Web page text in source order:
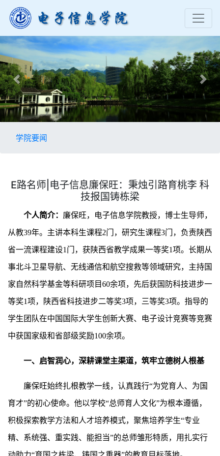
Previous Next
学院要闻
E路名师|电子信息廉保旺：秉烛引路育桃李 科
技报国铸栋梁
个人简介： 廉保旺，电子信息学院教授，博士生导师，
从教39年。主讲本科生课程2门，研究生课程3门，负责陕西
省一流课程建设1门，获陕西省教学成果一等奖1项。长期从
事北斗卫星导航、无线通信和航空搜救等领域研究，主持国
家自然科学基金等科研项目60余项，先后获国防科技进步一
等奖1项，陕西省科技进步二等奖3项，三等奖3项。指导的
学生团队在中国国际大学生创新大赛、电子设计竞赛等竞赛
中获国家级和省部级奖励100余项。
一、启智润心，深耕课堂主渠道，筑牢立德树人根基
廉保旺始终扎根教学一线，认真践行“为党育人、为国
育才”的初心使命。他以学校“总师育人文化”为根本遵循，
积极探索教学方法和人才培养模式，聚焦培养学生“专业
精、系统强、重实践、能担当”的总师雏形特质，用扎实行